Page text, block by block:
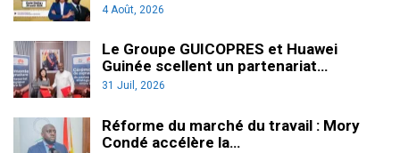
4 Août, 2026
Le Groupe GUICOPRES et Huawei
Guinée scellent un partenariat…
31 Juil, 2026
Réforme du marché du travail : Mory
Condé accélère la…